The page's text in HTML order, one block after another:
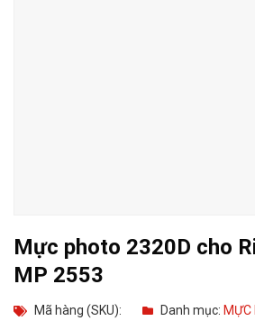
Mực photo 2320D cho
MP 2553
Mã hàng (SKU): Danh mục: MỰC